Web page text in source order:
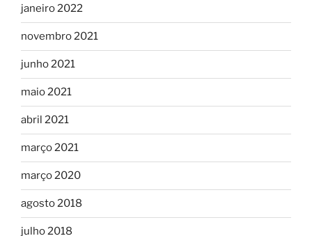
janeiro 2022
novembro 2021
junho 2021
maio 2021
abril 2021
março 2021
março 2020
agosto 2018
julho 2018